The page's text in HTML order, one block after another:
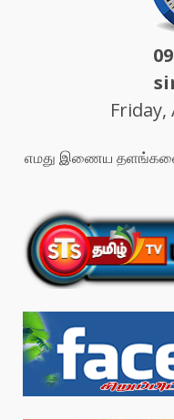
Friday,
எமது இணைய தளங்களை